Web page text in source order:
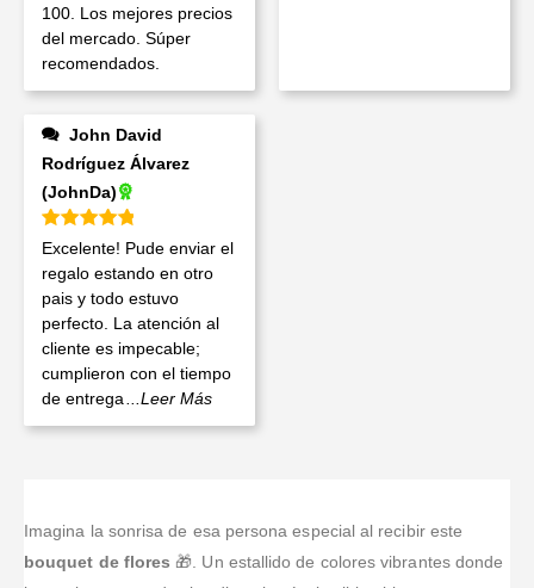
100. Los mejores precios
del mercado. Súper
recomendados.
Rodríguez Álvarez
(JohnDa)
Valorado en5de 5
Excelente! Pude enviar el
regalo estando en otro
pais y todo estuvo
perfecto. La atención al
cliente es impecable;
cumplieron con el tiempo
de entrega
...Leer Más
Imagina la sonrisa de esa persona especial al recibir este
bouquet de flores 🎁. Un estallido de colores vibrantes donde